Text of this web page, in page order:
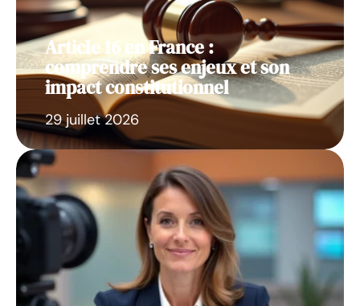
Article 16 en France :
comprendre ses enjeux et son
impact constitutionnel
29 juillet 2026